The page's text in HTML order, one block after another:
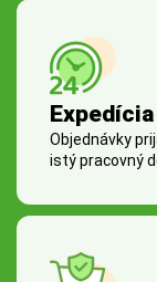
Objednávky
istý pracovný